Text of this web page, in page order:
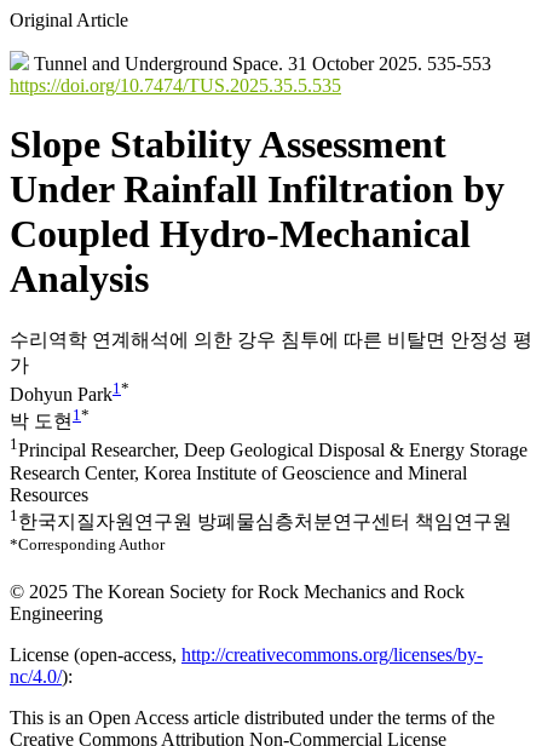
Original Article
Tunnel and Underground Space. 31 October 2025. 535-553
https://doi.org/10.7474/TUS.2025.35.5.535
Slope Stability Assessment
Under Rainfall Infiltration by
Coupled Hydro-Mechanical
Analysis
수리역학 연계해석에 의한 강우 침투에 따른 비탈면 안정성 평
가
Dohyun Park1 *
박 도현 1 *
1Principal Researcher, Deep Geological Disposal & Energy Storage
Research Center, Korea Institute of Geoscience and Mineral
Resources
1 한국지질자원연구원 방폐물심층처분연구센터 책임연구원
*Corresponding Author
© 2025 The Korean Society for Rock Mechanics and Rock
Engineering
License (open-access, http://creativecommons.org/licenses/by-
nc/4.0/):
This is an Open Access article distributed under the terms of the
Creative Commons Attribution Non-Commercial License